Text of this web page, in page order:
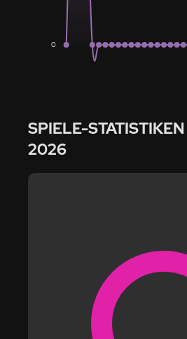
0
SPIELE-STATISTIKEN
2026